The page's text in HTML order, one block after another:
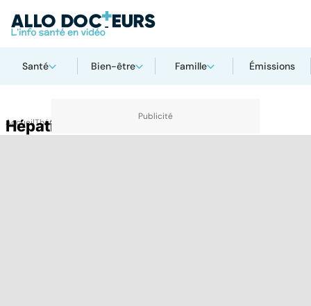
Santé Bien-être Famille Émissions
AccueilThématiques
Hépatites